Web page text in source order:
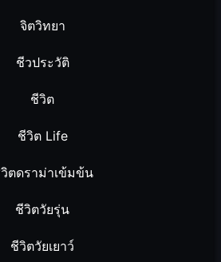
จิตวิทยา
ชีวประวัติ
ชีวิต
ชีวิต Life
ตดราม่าเข้มข้น
ชีวิตวัยรุ่น
ชีวิตวัยเยาว์